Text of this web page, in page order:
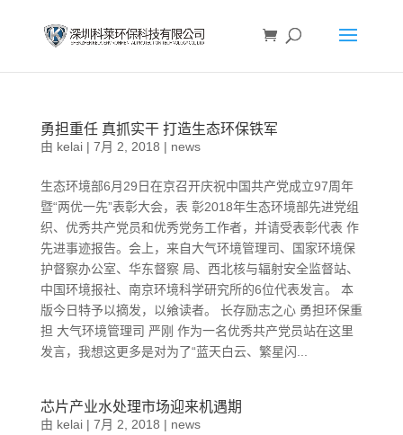
勇担重任 真抓实干 打造生态环保铁军
由 kelai| 7月 2, 2018 | news
生态环境部6月29日在京召开庆祝中国共产党成立97周年
暨“两优一先”表彰大会，表 彰2018年生态环境部先进党组
织、优秀共产党员和优秀党务工作者，并请受表彰代表 作
先进事迹报告。会上，来自大气环境管理司、国家环境保
护督察办公室、华东督察 局、西北核与辐射安全监督站、
中国环境报社、南京环境科学研究所的6位代表发言。 本
版今日特予以摘发，以飨读者。 长存励志之心 勇担环保重
担 大气环境管理司 严刚 作为一名优秀共产党员站在这里
发言，我想这更多是对为了“蓝天白云、繁星闪...
芯片产业水处理市场迎来机遇期
由 kelai| 7月 2, 2018 | news